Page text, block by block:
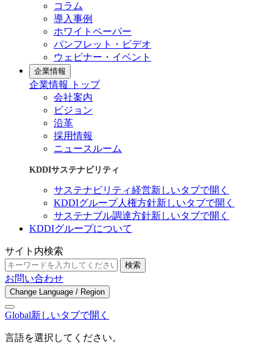
コラム
導入事例
ホワイトペーパー
パンフレット・ビデオ
ウェビナー・イベント
企業情報
企業情報 トップ
会社案内
ビジョン
沿革
採用情報
ニュースルーム
KDDIサステナビリティ
サステナビリティ経営新しいタブで開く
KDDIグループ人権方針新しいタブで開く
サステナブル調達方針新しいタブで開く
KDDIグループについて
サイト内検索
検索
お問い合わせ
Change Language / Region
Global新しいタブで開く
言語を選択してください。